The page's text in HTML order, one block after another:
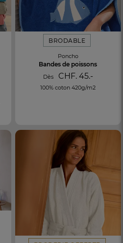
BRODABLE
Poncho
Bandes de poissons
Dès CHF. 45.-
100% coton 420g/m2